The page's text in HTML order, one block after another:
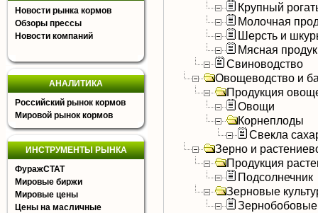
Новости рынка кормов
Обзоры прессы
Новости компаний
АНАЛИТИКА
Российский рынок кормов
Мировой рынок кормов
ИНСТРУМЕНТЫ РЫНКА
ФуражСТАТ
Мировые биржи
Мировые цены
Цены на масличные
Крупный
Молочная
Шерсть и
Мясная
Свиноводство
Овощеводство и
Продукция
Овощи
Корнеплоды
Свекла
Зерно и
Продукция
Подсолнечник
Зерновые
Зернобобовые